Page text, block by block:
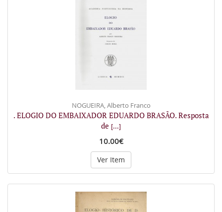
NOGUEIRA, Alberto Franco
. ELOGIO DO EMBAIXADOR EDUARDO BRASÃO. Resposta
de [...]
10.00€
Ver Item